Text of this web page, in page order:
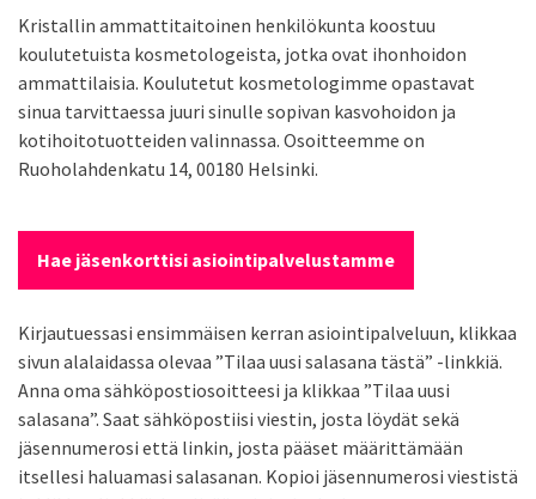
Kristallin ammattitaitoinen henkilökunta koostuu
koulutetuista kosmetologeista, jotka ovat ihonhoidon
ammattilaisia. Koulutetut kosmetologimme opastavat
sinua tarvittaessa juuri sinulle sopivan kasvohoidon ja
kotihoitotuotteiden valinnassa. Osoitteemme on
Ruoholahdenkatu 14, 00180 Helsinki.
Hae jäsenkorttisi asiointipalvelustamme
Kirjautuessasi ensimmäisen kerran asiointipalveluun, klikkaa
sivun alalaidassa olevaa ”Tilaa uusi salasana tästä” -linkkiä.
Anna oma sähköpostiosoitteesi ja klikkaa ”Tilaa uusi
salasana”. Saat sähköpostiisi viestin, josta löydät sekä
jäsennumerosi että linkin, josta pääset määrittämään
itsellesi haluamasi salasanan. Kopioi jäsennumerosi viestistä